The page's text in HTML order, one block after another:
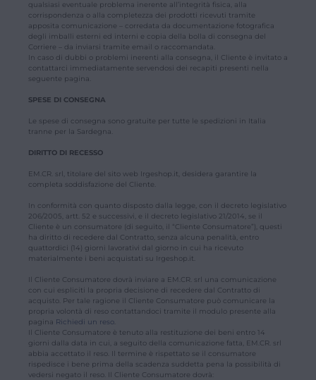
qualsiasi eventuale problema inerente all’integrità fisica, alla
corrispondenza o alla completezza dei prodotti ricevuti tramite
apposita comunicazione – corredata da documentazione fotografica
degli imballi esterni ed interni e copia della bolla di consegna del
Corriere – da inviarsi tramite email o raccomandata.
In caso di dubbi o problemi inerenti alla consegna, il Cliente è invitato a
contattarci immediatamente servendosi dei recapiti presenti nella
seguente pagina.
SPESE DI CONSEGNA
Le spese di consegna sono gratuite per tutte le spedizioni in Italia
tranne per la Sardegna.
DIRITTO DI RECESSO
EM.CR. srl, titolare del sito web Irgeshop.it, desidera garantire la
completa soddisfazione del Cliente.
In conformità con quanto disposto dalla legge, con il decreto legislativo
206/2005, artt. 52 e successivi, e il decreto legislativo 21/2014, se il
Cliente è un consumatore (di seguito, il “Cliente Consumatore”), questi
ha diritto di recedere dal Contratto, senza alcuna penalità, entro
quattordici (14) giorni lavorativi dal giorno in cui ha ricevuto
materialmente i beni acquistati su Irgeshop.it.
Il Cliente Consumatore dovrà inviare a EM.CR. srl una comunicazione
con cui espliciti la propria decisione di recedere dal Contratto di
acquisto. Per tale ragione il Cliente Consumatore può comunicare la
propria volontà di reso contattandoci tramite il modulo presente alla
pagina Richiedi un reso
Il Cliente Consumatore è tenuto alla restituzione dei beni entro 14
giorni dalla data in cui, a seguito della comunicazione fatta, EM.CR. srl
abbia accettato il reso. Il termine è rispettato se il consumatore
rispedisce i bene prima della scadenza suddetta pena la possibilità di
vedersi negato il reso. Il Cliente Consumatore dovrà: